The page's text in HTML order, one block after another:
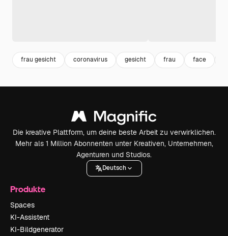
frau gesicht coronavirus gesicht frau face
Die kreative Plattform, um deine beste Arbeit zu verwirklichen.
Mehr als 1 Million Abonnenten unter Kreativen, Unternehmen,
Agenturen und Studios.
Deutsch
Produkte
Spaces
KI-Assistent
KI-Bildgenerator